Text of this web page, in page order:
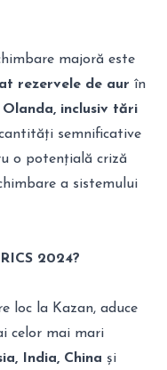
majoră este
rezervele de aur în
Olanda, inclusiv tări
semnificative
o potențială criză
a sistemului
2024?
loc la Kazan, aduce
celor mai mari
India, China și